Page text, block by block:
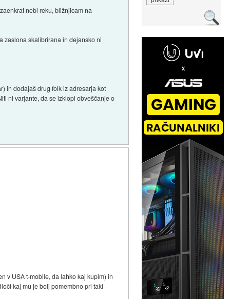
nebi reku, bližnjicam na
zaslona skalibrirana in dejansko ni
in dodajaš drug folk iz adresarja kot
ni varjante, da se izklopi obveščanje o
v USA t-mobile, da lahko kaj kupim) in
kaj mu je bolj pomembno pri taki